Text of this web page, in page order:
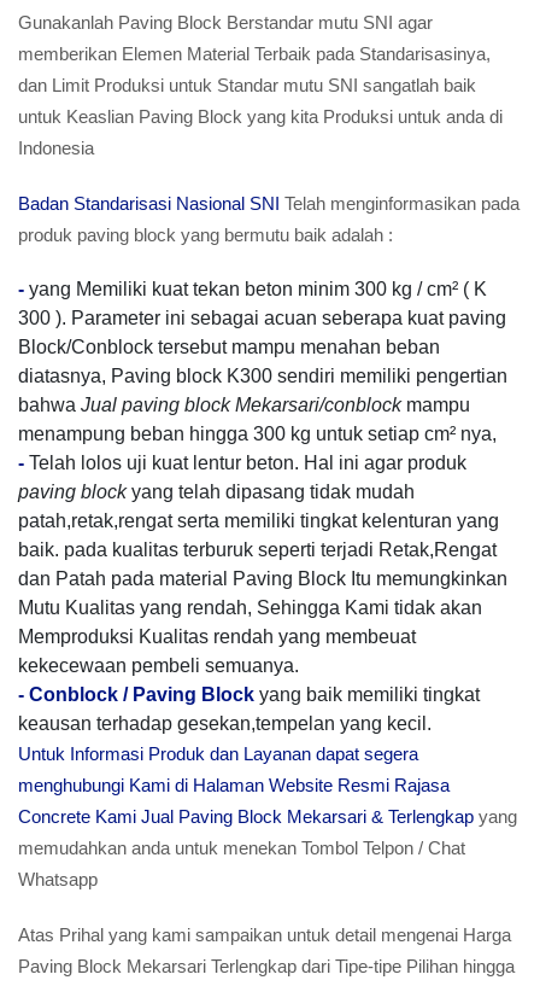
Gunakanlah Paving Block Berstandar mutu SNI agar
memberikan Elemen Material Terbaik pada Standarisasinya,
dan Limit Produksi untuk Standar mutu SNI sangatlah baik
untuk Keaslian Paving Block yang kita Produksi untuk anda di
Indonesia
Badan Standarisasi Nasional SNI Telah menginformasikan pada
produk paving block yang bermutu baik adalah :
- yang Memiliki kuat tekan beton minim 300 kg / cm² ( K
300 ). Parameter ini sebagai acuan seberapa kuat paving
Block/Conblock tersebut mampu menahan beban
diatasnya, Paving block K300 sendiri memiliki pengertian
bahwa Jual paving block Mekarsari/conblockmampu
menampung beban hingga 300 kg untuk setiap cm² nya,
- Telah lolos uji kuat lentur beton. Hal ini agar produk
paving blockyang telah dipasang tidak mudah
patah,retak,rengat serta memiliki tingkat kelenturan yang
baik. pada kualitas terburuk seperti terjadi Retak,Rengat
dan Patah pada material Paving Block Itu memungkinkan
Mutu Kualitas yang rendah, Sehingga Kami tidak akan
Memproduksi Kualitas rendah yang membeuat
kekecewaan pembeli semuanya.
- Conblock / Paving Block yang baik memiliki tingkat
keausan terhadap gesekan,tempelan yang kecil.
Untuk Informasi Produk dan Layanan dapat segera
menghubungi Kami di Halaman Website Resmi Rajasa
Concrete Kami Jual Paving Block Mekarsari & Terlengkap yang
memudahkan anda untuk menekan Tombol Telpon / Chat
Whatsapp
Atas Prihal yang kami sampaikan untuk detail mengenai Harga
Paving Block Mekarsari Terlengkap dari Tipe-tipe Pilihan hingga